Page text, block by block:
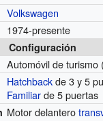
Volkswagen
1974-presente
Configuración
Automóvil de turismo
Hatchbackde 3 y 5
Familiarde 5 puertas
Motor delantero